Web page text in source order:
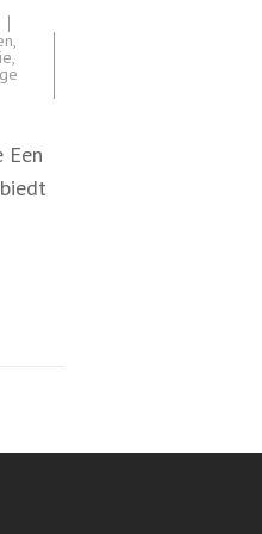
,
,
Een